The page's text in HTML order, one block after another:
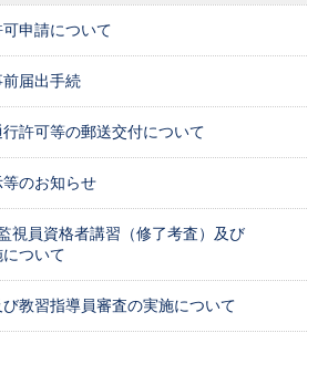
申請について
届出手続
許可等の郵送交付について
のお知らせ
視員資格者講習（修了考査）及び
ついて
教習指導員審査の実施について